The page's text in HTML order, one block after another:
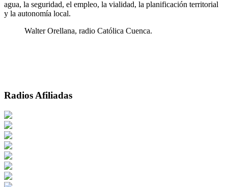
agua, la seguridad, el empleo, la vialidad, la planificación territorial
y la autonomía local.
Walter Orellana, radio Católica Cuenca.
Radios Afiliadas